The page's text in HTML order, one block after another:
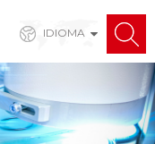
IDIOMA